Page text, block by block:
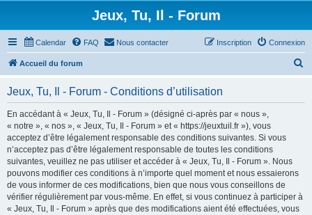
Jeux, Tu, Il - Forum
Calendar FAQ Nous contacter Connexion
Inscription
Accueil du forum
Jeux, Tu, Il - Forum - Conditions d’utilisation
En accédant à « Jeux, Tu, Il - Forum » (désigné ci-après par « nous »,
« notre », « nos », « Jeux, Tu, Il - Forum » et « https://jeuxtuil.fr »), vous
acceptez d’être légalement responsable des conditions suivantes. Si vous
n’acceptez pas d’être légalement responsable de toutes les conditions
suivantes, veuillez ne pas utiliser et accéder à « Jeux, Tu, Il - Forum ». Nous
pouvons modifier ces conditions à n’importe quel moment et nous essaierons
de vous informer de ces modifications, bien que nous vous conseillons de
vérifier régulièrement par vous-même. En effet, si vous continuez à participer à
« Jeux, Tu, Il - Forum » après que des modifications aient été effectuées, vous